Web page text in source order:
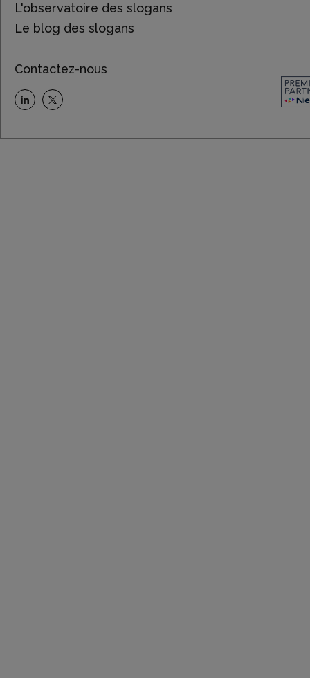
L'observatoire des slogans
Le blog des slogans
Contactez-nous